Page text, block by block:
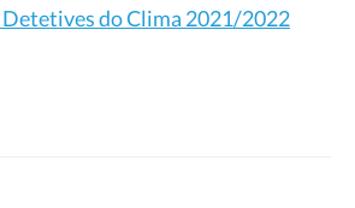
do Clima 2021/2022